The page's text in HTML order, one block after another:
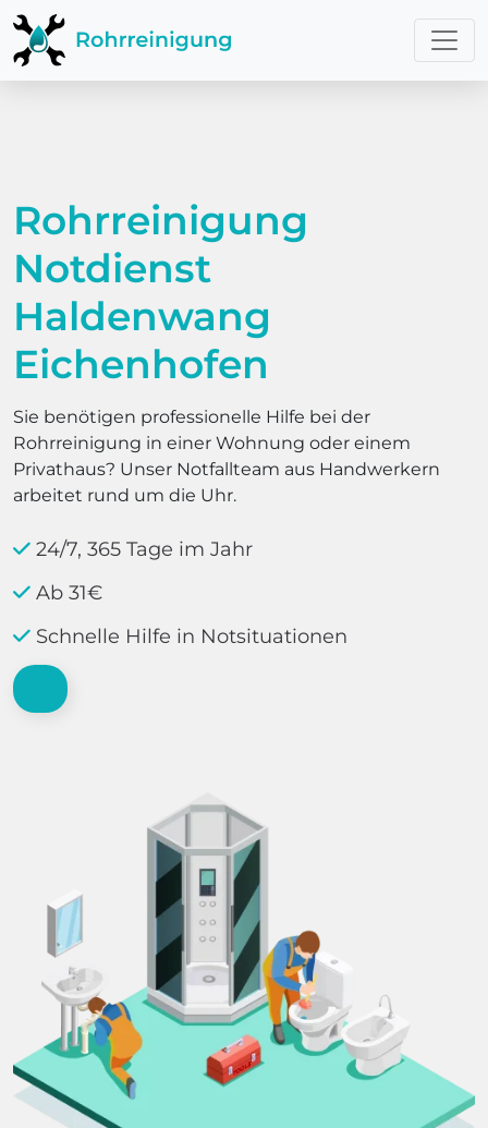
Rohrreinigung
Notdienst
Haldenwang
Eichenhofen
Sie benötigen professionelle Hilfe bei der
Rohrreinigung in einer Wohnung oder einem
Privathaus? Unser Notfallteam aus Handwerkern
arbeitet rund um die Uhr.
24/7, 365 Tage im Jahr
Ab 31€
Schnelle Hilfe in Notsituationen